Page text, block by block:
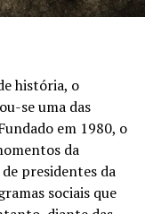
história, o
se uma das
em 1980, o
da
presidentes da
sociais que